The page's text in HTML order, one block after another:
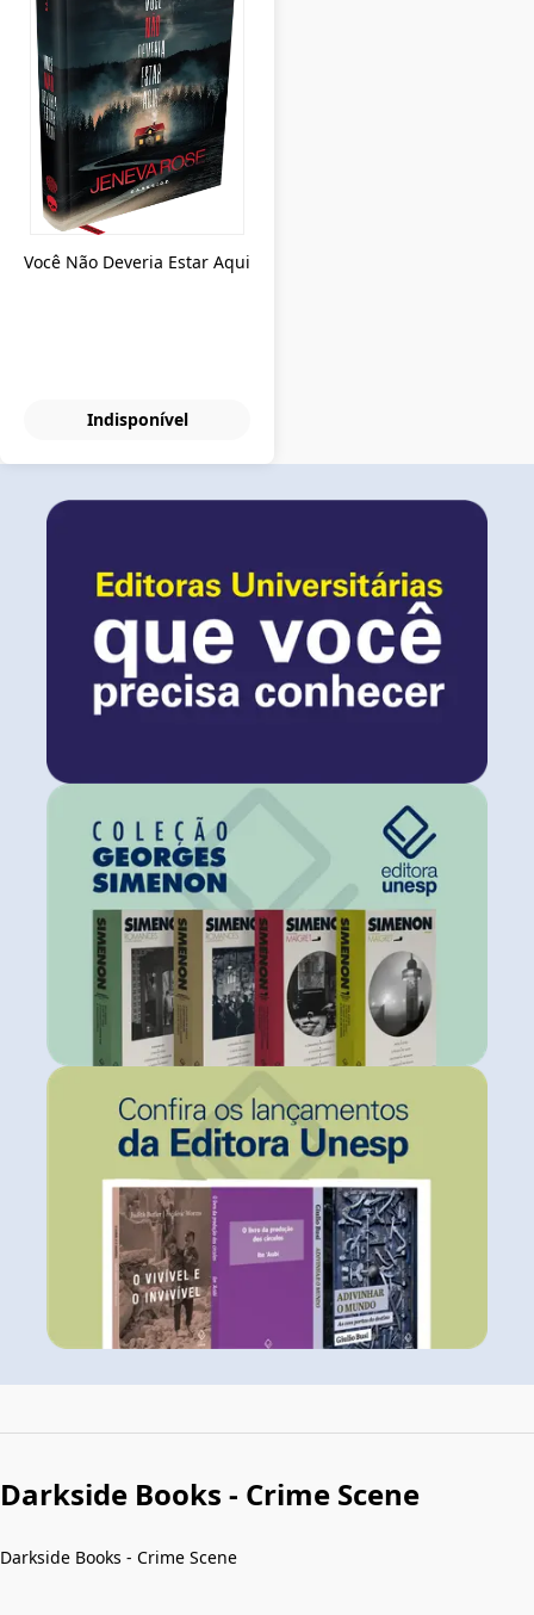
Você Não Deveria Estar Aqui
Indisponível
Darkside Books - Crime Scene
Darkside Books - Crime Scene